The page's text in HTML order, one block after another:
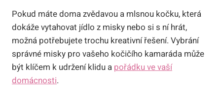
Pokud máte doma zvědavou a mlsnou kočku, která
dokáže vytahovat jídlo z misky nebo si s ní hrát,
možná potřebujete trochu kreativní řešení. Vybrání
správné misky pro vašeho kočičího kamaráda může
být klíčem k udržení klidu a pořádku ve vaší
domácnosti.